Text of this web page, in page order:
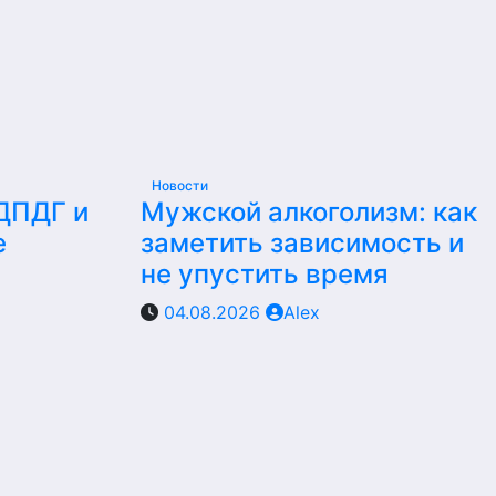
и
Новости
Мужской алкоголизм: как
заметить зависимость и
не упустить время
04.08.2026 Alex